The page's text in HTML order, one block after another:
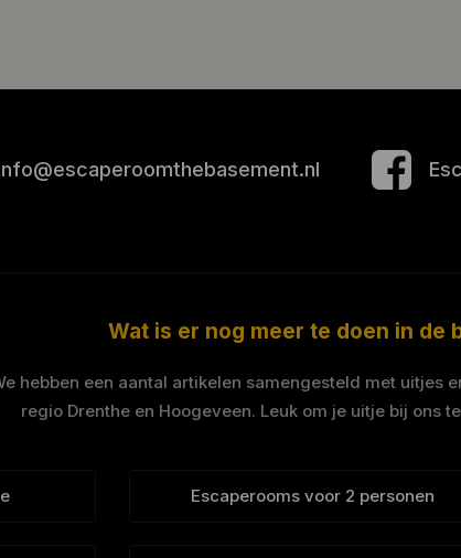
Wat is er nog meer te doen in de
hebben een aantal artikelen samengesteld met uitjes
regio Drenthe en Hoogeveen. Leuk om je uitje bij ons
Escaperooms voor 2 personen